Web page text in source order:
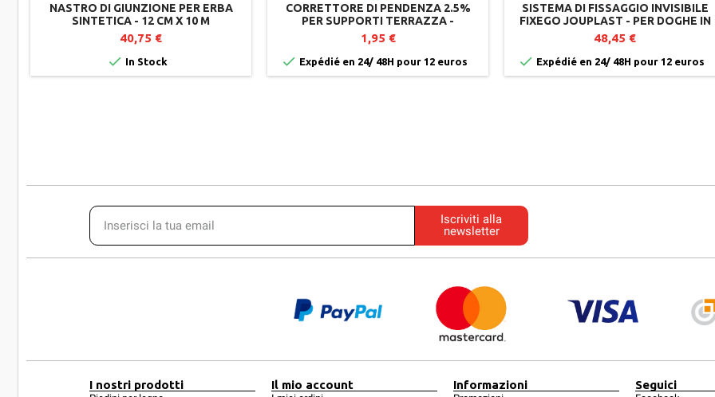
NASTRO DI GIUNZIONE PER ERBA
SINTETICA - 12 CM X 10 M
40,75 €
 In Stock
CORRETTORE DI PENDENZA 2.5%
PER SUPPORTI TERRAZZA -
JOUPLAST
1,95 €
 Expédié en 24/ 48H pour 12 euros
SISTEMA DI FISSAGGIO INVISIBILE
FIXEGO JOUPLAST - PER DOGHE IN
LEGNO DI SPESSORE SUPERIORE A
MM
48,45 €
 Expédié en 24/ 48H pour 12 euros
Iscriviti alla
newsletter
I nostri prodotti Il mio account Informazioni Seguici